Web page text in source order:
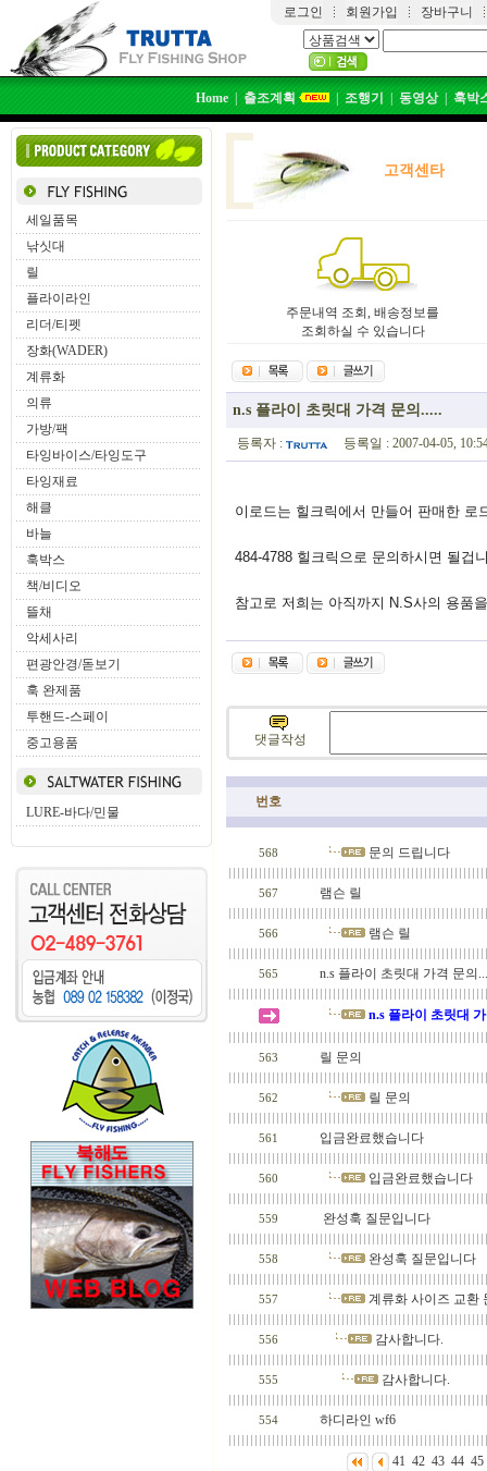
로그인 회원가입 장바구니
Home 출조계획 조행기 동영상 훅박
세일품목
낚싯대
릴
플라이라인
리더/티펫
장화(WADER)
계류화
의류
가방/팩
타잉바이스/타잉도구
타잉재료
해클
바늘
훅박스
책/비디오
뜰채
악세사리
편광안경/돋보기
훅 완제품
투핸드-스페이
중고용품
LURE-바다/민물
고객센타
주문내역 조회, 배송정보를
조회하실 수 있습니다
n.s 플라이 초릿대 가격 문의.....
등록자 : 등록일 : 2007-04-05,
이로드는 힐크릭에서 만들어 판매한 로
484-4788 힐크릭으로 문의하시면 될겁
참고로 저희는 아직까지 N.S사의 용품
댓글작성
번호
568 문의 드립니다
567 램슨 릴
566 램슨 릴
565 n.s 플라이 초릿대 가격 문의
n.s 플라이 초릿대
563 릴 문의
562 릴 문의
561 입금완료했습니다
560 입금완료했습니다
559 완성훅 질문입니다
558 완성훅 질문입니다
557 계류화 사이즈 교환
556 감사합니다.
555 감사합니다.
554 하디라인 wf6
41 42 43 44 45